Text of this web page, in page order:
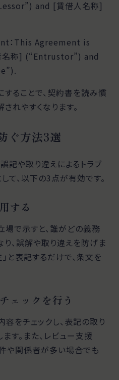
and [賃借人名称]
：This Agreement is
称] (“Entrustor”) and
ることで、契約書を読み慣
れやすくなります。
ぐ方法3選
記や取り違えによるトラブ
て、以下の3点が有効です。
する
で示すと、誰がどの義務
、誤解や取り違えを防げま
」と表記するだけで、条文を
ェックを行う
をチェックし、表記の取り
す。また、レビュー支援
や関係者が多い場合でも